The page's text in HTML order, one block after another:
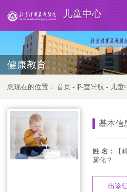
儿童中心
健康教育
您现在的位置： 首页 - 科室导航 - 儿童
基本信
姓 名：
【
雾化？
出诊